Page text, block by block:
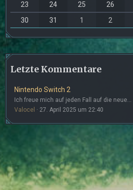
23
24 25 26
30
31 1 2
Letzte Kommentare
Nintendo Switch 2
Ich freue mich auf jeden Fall auf die neue…
Valocel
27. April 2025 um 22:40